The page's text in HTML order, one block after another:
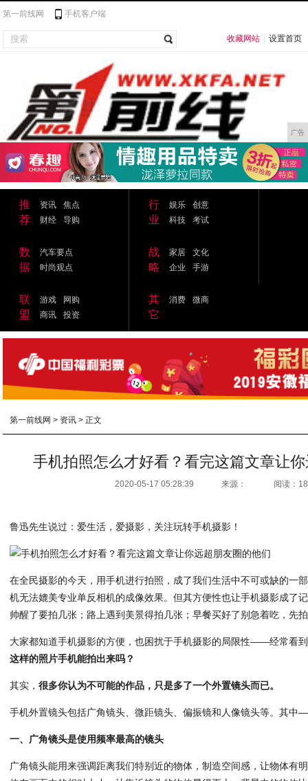
第一前线网 手机客户端
收藏网站 设置首页
广告
推
荐
资讯
焦点
财经
导购
行
业
娱乐
创意
科技
考试
数
据
汽车要点
时尚观点
战
略
家居
文化
企业
手游
联
盟
游戏
网购
商讯
投资
其
它
消费 微商
第一前线网 > 资讯 > 正文
手机拍照怎么才好看？看完这篇文章让
2020-05-17 05:28:39 来源： 阅读：
鲁迅先生说过：爱生活，爱摄影，关注玩转手机摄影！
在全民摄影的今天，用手机进行拍照，成了我们生活中不可或缺的一
机无法媲美专业单反相机的成像效果。但其方便性也让手机摄影成了
帅醒了要拍几张；路上遇到美景得拍几张；早餐买好了别急着吃，
大家都知道手机摄影的方便，也困扰于手机摄影的局限性——经常看
这样的照片手机能拍出来吗？
其实，很多你认为不可能的作品，只是多了一个外置镜头而已。
手机外置镜头包括广角镜头、微距镜头、偏振镜和人像镜头等。其
一、广角镜头是使用频率最高的镜头
广角镜头能用来强调距离我们特别近的物体，制造空间感，让物体有